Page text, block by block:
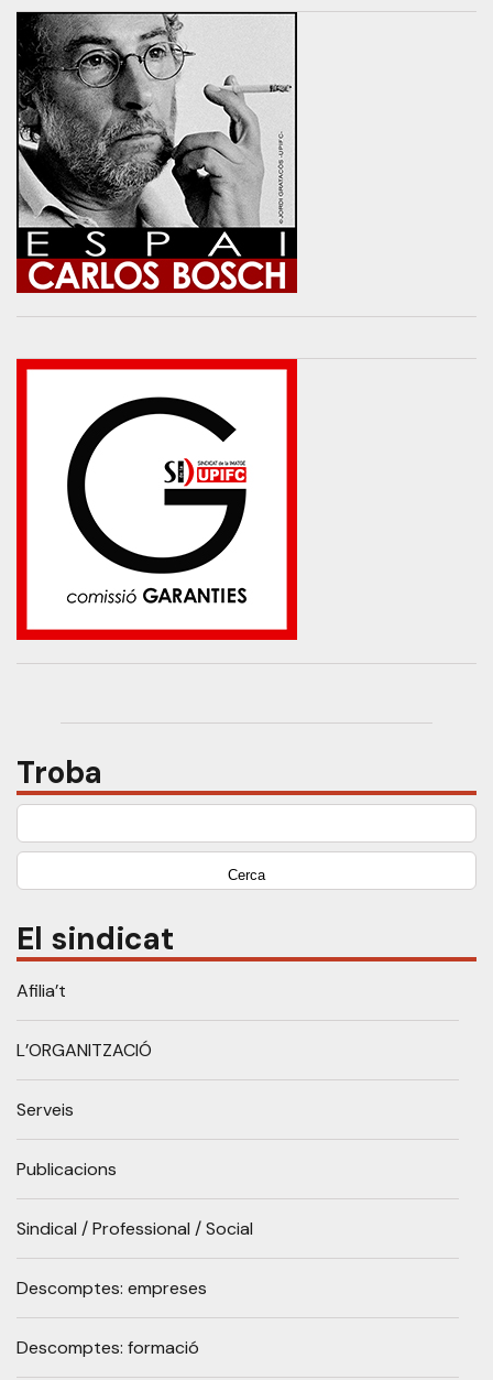
Troba
Cerca:
El sindicat
Afilia’t
L’ORGANITZACIÓ
Serveis
Publicacions
Sindical / Professional / Social
Descomptes: empreses
Descomptes: formació